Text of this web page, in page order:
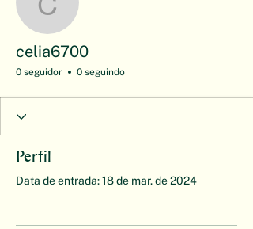
celia6700
celia6700
0 seguidor 0 seguindo
Perfil
Data de entrada: 18 de mar. de 2024